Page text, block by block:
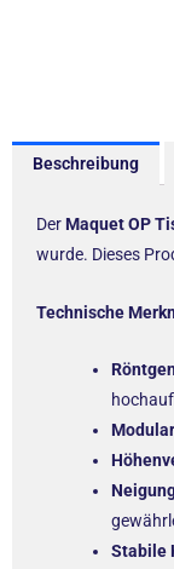
Beschreibung
DerMaquet OP
wurde. Dieses
Technische
Stabile